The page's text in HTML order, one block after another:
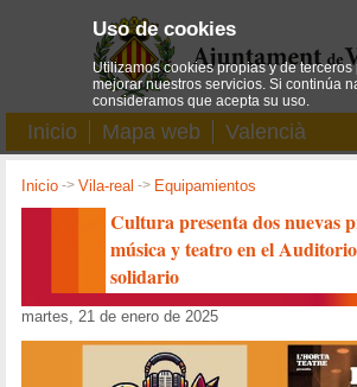
Inicio Mapa web Valencià
Inicio ->Vila-real -> Equipamientos
Cultura presenta dos nuevas
música y teatro en el
solidario
martes, 21 de enero de 2025
Uso de cookies
Utilizamos cookies propias y de terceros
mejorar nuestros servicios. Si continúa
consideramos que acepta su uso.